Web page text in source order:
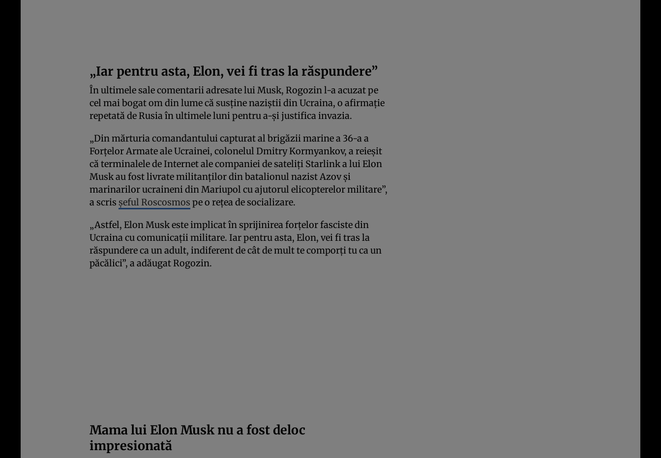
„Iar pentru asta, Elon, vei fi tras la răspundere”
În ultimele sale comentarii adresate lui Musk, Rogozin l-a acuzat pe
cel mai bogat om din lume că susține naziștii din Ucraina, o afirmație
repetată de Rusia în ultimele luni pentru a-și justifica invazia.
„Din mărturia comandantului capturat al brigăzii marine a 36-a a
Forțelor Armate ale Ucrainei, colonelul Dmitry Kormyankov, a reieșit
că terminalele de Internet ale companiei de sateliți Starlink a lui Elon
Musk au fost livrate militanților din batalionul nazist Azov și
marinarilor ucraineni din Mariupol cu ajutorul elicopterelor militare”,
a scris șeful Roscosmos pe o rețea de socializare.
„Astfel, Elon Musk este implicat în sprijinirea forțelor fasciste din
Ucraina cu comunicații militare. Iar pentru asta, Elon, vei fi tras la
răspundere ca un adult, indiferent de cât de mult te comporți tu ca un
păcălici”, a adăugat Rogozin.
Mama lui Elon Musk nu a fost deloc
impresionată